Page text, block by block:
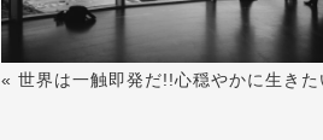
« 世界は一触即発だ!!心穏やかに生きた